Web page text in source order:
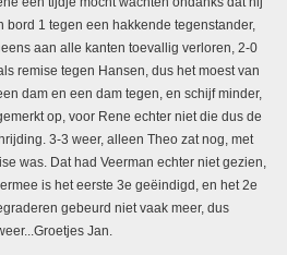
1 tegen een hakkende tegenstander,
aan alle kanten toevallig verloren, 2-0
remise tegen Hansen, dus het moest van
dam en een dam tegen, en schijf minder,
op, voor Rene echter niet die dus de
3-3 weer, alleen Theo zat nog, met
was. Dat had Veerman echter niet gezien,
is het eerste 3e geëindigd, en het 2e
gebeurd niet vaak meer, dus
Jan.